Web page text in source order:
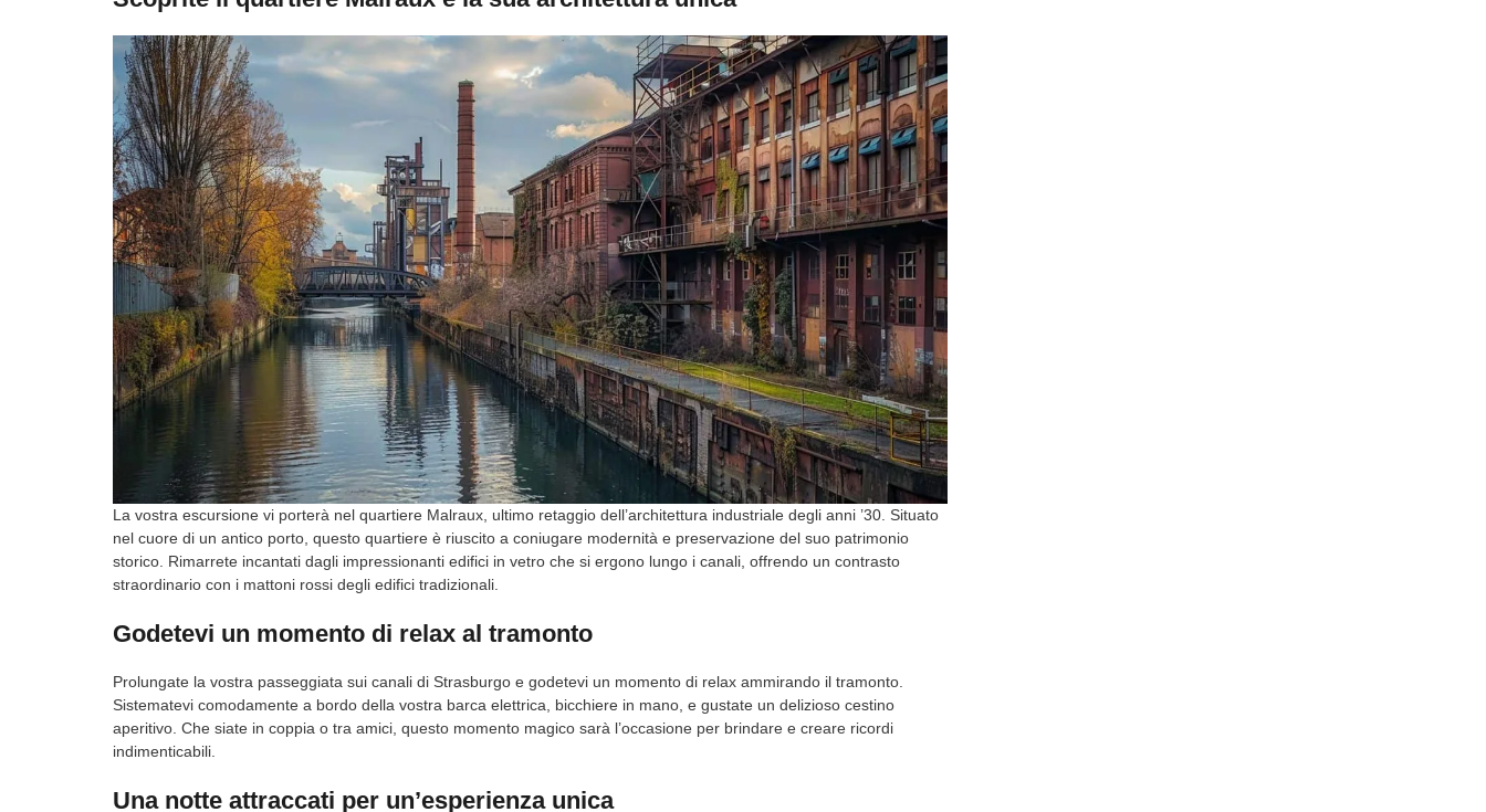
La vostra escursione vi porterà nel quartiere Malraux, ultimo retaggio dell’architettura industriale degli anni ’30. Situato
nel cuore di un antico porto, questo quartiere è riuscito a coniugare modernità e preservazione del suo patrimonio
storico. Rimarrete incantati dagli impressionanti edifici in vetro che si ergono lungo i canali, offrendo un contrasto
straordinario con i mattoni rossi degli edifici tradizionali.
Godetevi un momento di relax al tramonto
Prolungate la vostra passeggiata sui canali di Strasburgo e godetevi un momento di relax ammirando il tramonto.
Sistematevi comodamente a bordo della vostra barca elettrica, bicchiere in mano, e gustate un delizioso cestino
aperitivo. Che siate in coppia o tra amici, questo momento magico sarà l’occasione per brindare e creare ricordi
indimenticabili.
Una notte attraccati per un’esperienza unica